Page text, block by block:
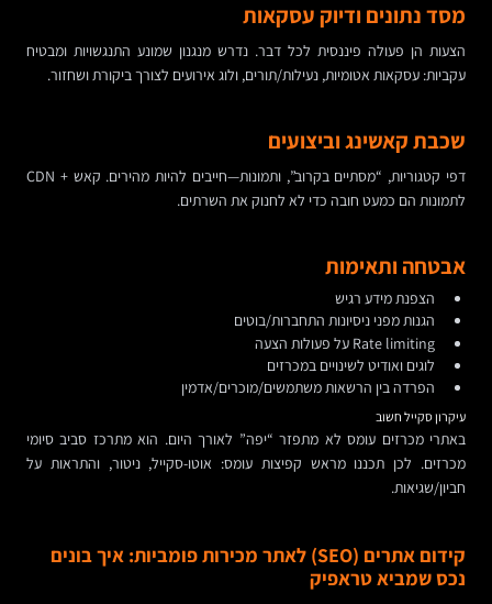
מסד נתונים ודיוק עסקאות
הצעות הן פעולה פיננסית לכל דבר. נדרש מנגנון שמונע התנגשויות ומבטיח
עקביות: עסקאות אטומיות, נעילות/תורים, ולוג אירועים לצורך ביקורת ושחזור.
שכבת קאשינג וביצועים
דפי קטגוריות, “מסתיים בקרוב”, ותמונות—חייבים להיות מהירים. קאש + CDN
לתמונות הם כמעט חובה כדי לא לחנוק את השרתים.
אבטחה ותאימות
הצפנת מידע רגיש
הגנות מפני ניסיונות התחברות/בוטים
Rate limiting על פעולות הצעה
לוגים ואודיט לשינויים במכרזים
הפרדה בין הרשאות משתמשים/מוכרים/אדמין
עיקרון סקייל חשוב
באתרי מכרזים עומס לא מתפזר “יפה” לאורך היום. הוא מתרכז סביב סיומי
מכרזים. לכן תכננו מראש קפיצות עומס: אוטו-סקייל, ניטור, והתראות על
חביון/שגיאות.
קידום אתרים (SEO) לאתר מכירות פומביות: איך בונים
נכס שמביא טראפיק